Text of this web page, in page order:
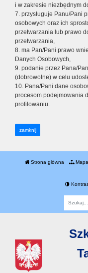
i w zakresie niezbędnym
7. przysługuje Panu/Pani
osobowych oraz ich
przetwarzania lub prawo
przetwarzania,
8. ma Pan/Pani prawo
Danych Osobowych,
9. podanie przez Pana/
(dobrowolne) w celu
10. Pana/Pani dane
procesom podejmowania
profilowaniu.
zamknij
Strona główna